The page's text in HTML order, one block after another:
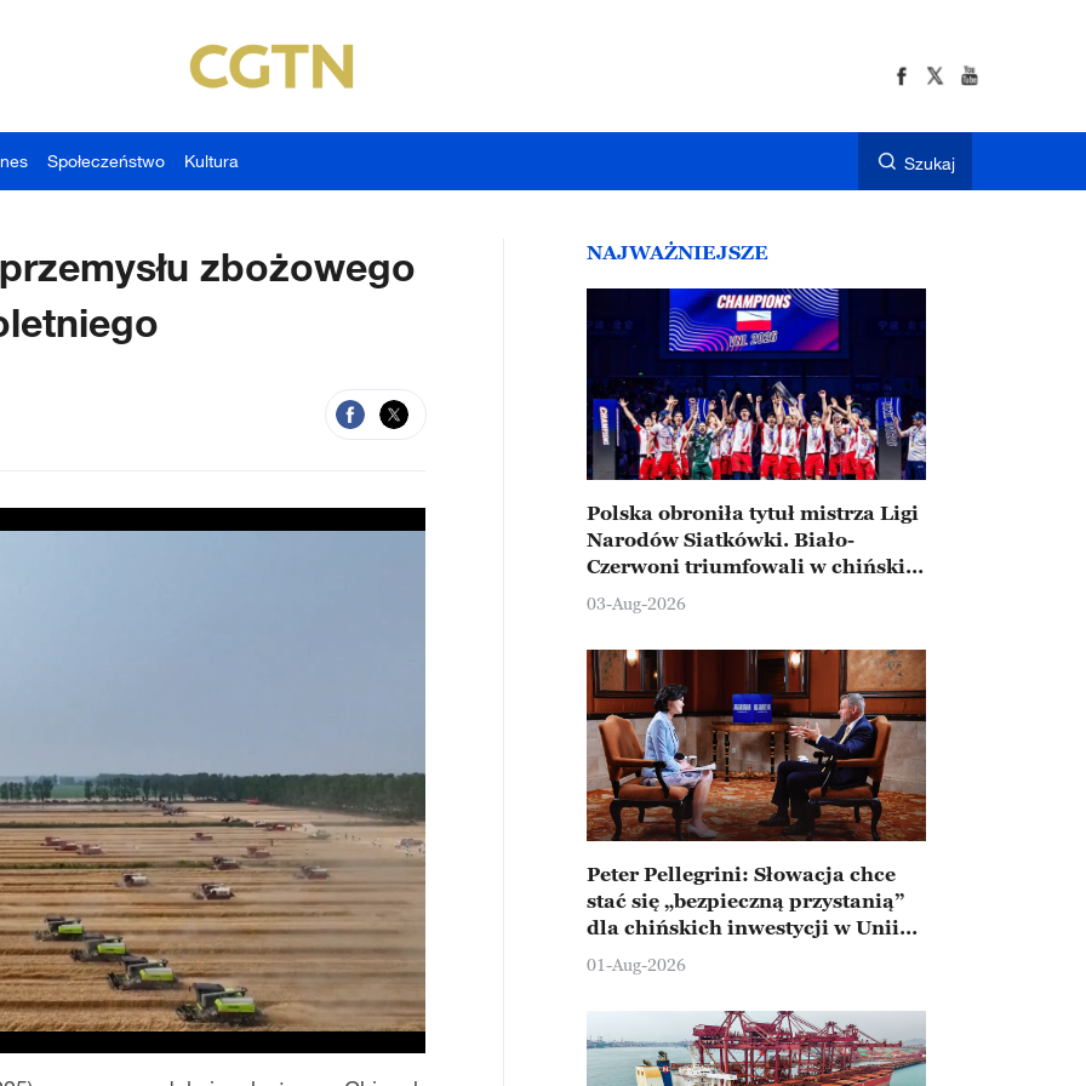
Społeczeństwo Kultura Szukaj
zbożowego
NAJWAŻNIEJSZE
Polska obroniła tytuł mistrza Ligi
Narodów Siatkówki. Biało-
Czerwoni triumfowali w chińskim
Ningbo
03-Aug-2026
Peter Pellegrini: Słowacja chce
stać się „bezpieczną przystanią”
dla chińskich inwestycji w Unii
Europejskiej
01-Aug-2026